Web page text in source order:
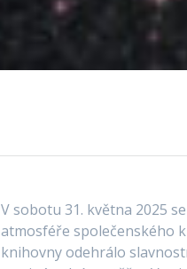
V sobotu 31. května 2025
atmosféře společenského
knihovny odehrálo